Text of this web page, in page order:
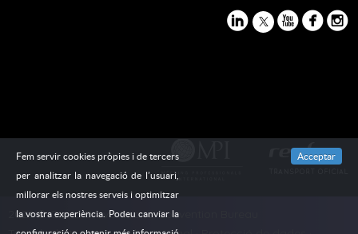
2026 © Costa Brava Girona Convention Bureau
Fem servir cookies pròpies i de tercers
per analitzar la navegació de l’usuari,
millorar els nostres serveis i optimitzar
la vostra experiència. Podeu canviar la
Acceptar